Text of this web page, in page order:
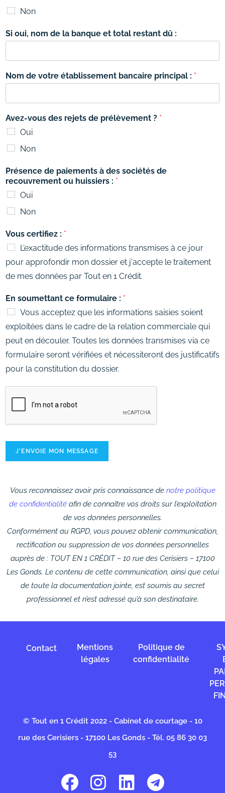
Non
Si oui, nom de la banque et total restant dû :
Nom de votre établissement bancaire principal : *
Avez-vous des rejets de prélèvement ? *
Oui
Non
Présence de paiements à des sociétés de
recouvrement ou huissiers : *
Oui
Non
Vous certifiez : *
L’exactitude des informations transmises à ce jour
pour approfondir mon dossier et j'accepte le traitement
de mes données par Tout en 1 Crédit.
En soumettant ce formulaire : *
Vous acceptez que les informations saisies soient
exploitées dans le cadre de la relation commerciale qui
peut en découler. Toutes les données transmises via ce
formulaire seront vérifiées et nécessiteront des justificatifs
pour la constitution du dossier.
J'ENVOIE MON MESSAGE
Vous reconnaissez avoir pris connaissance de notre politique
de confidentialitéafin de connaître vos droits sur l’exploitation
de vos données personnelles.
Conformément au RGPD, vous pouvez obtenir communication,
rectification ou suppression de vos données personnelles
auprès de : TOUT EN 1 CRÉDIT – 10 rue des Cerisiers – 17100
Les Gonds. Le contenu de cette communication, ainsi que celui
de toute la documentation jointe, est soumis au secret
professionnel et n’est adressé qu’à son destinataire.
Contact
Mentions
légales
Politique de
confidentialité
© Tout en 1 Crédit 2022 - Cabinet de courtage - 10
rue des Cerisiers - 17100 Les Gonds - Tél. 05 86 30 03
53